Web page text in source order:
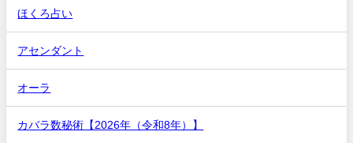
ほくろ占い
アセンダント
オーラ
カバラ数秘術【2026年（令和8年）】